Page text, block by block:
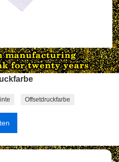
Offsetdruckfarbe